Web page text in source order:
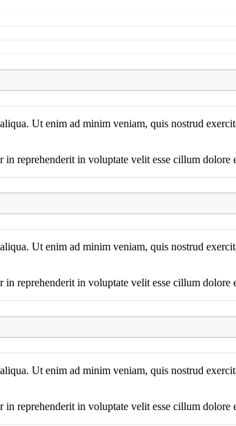
Ut enim ad minim veniam, quis nostrud
reprehenderit in voluptate velit esse cillum dolore
Ut enim ad minim veniam, quis nostrud
reprehenderit in voluptate velit esse cillum dolore
Ut enim ad minim veniam, quis nostrud
reprehenderit in voluptate velit esse cillum dolore